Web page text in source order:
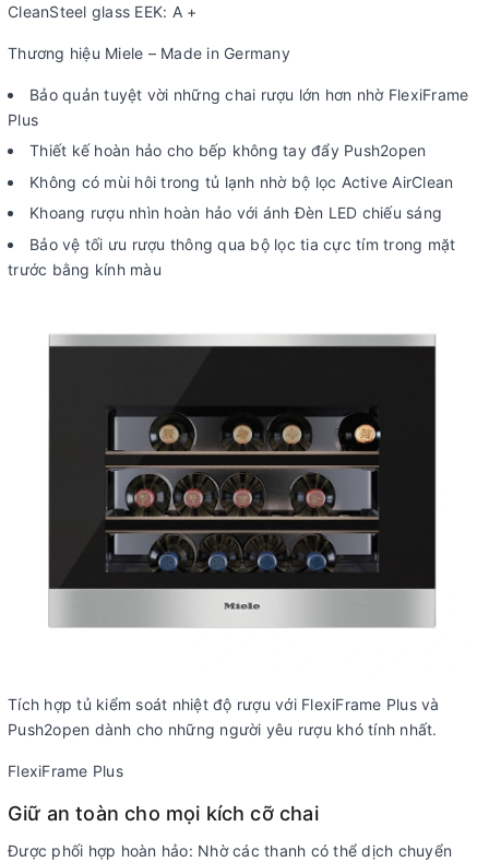
CleanSteel glass EEK: A +
Thương hiệu Miele – Made in Germany
Bảo quản tuyệt vời những chai rượu lớn hơn nhờ FlexiFrame
Plus
Thiết kế hoàn hảo cho bếp không tay đẩy Push2open
Không có mùi hôi trong tủ lạnh nhờ bộ lọc Active AirClean
Khoang rượu nhìn hoàn hảo với ánh Đèn LED chiếu sáng
Bảo vệ tối ưu rượu thông qua bộ lọc tia cực tím trong mặt
trước bằng kính màu
Tích hợp tủ kiểm soát nhiệt độ rượu với FlexiFrame Plus và
Push2open dành cho những người yêu rượu khó tính nhất.
FlexiFrame Plus
Giữ an toàn cho mọi kích cỡ chai
Được phối hợp hoàn hảo: Nhờ các thanh có thể dịch chuyển